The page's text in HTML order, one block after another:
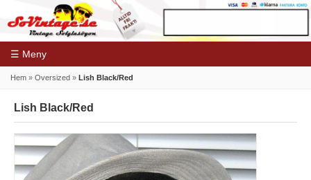
☰ Meny
Hem » Oversized » Lish Black/Red
Lish Black/Red